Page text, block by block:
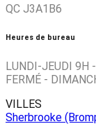
QC J3A1B6
Heures de bureau
LUNDI-JEUDI 9H
FERMÉ -
VILLES
Sherbrooke